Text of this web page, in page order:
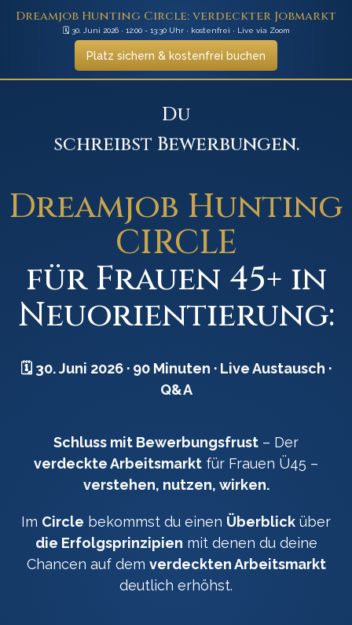
Dreamjob Hunting Circle: verdeckter Jobmarkt
🗓️ 30. Juni 2026 · 12:00 - 13:30 Uhr · kostenfrei · Live via Zoom
Platz sichern & kostenfrei buchen
Du
schreibst Bewerbungen.
startest neu.
schreibst Bewerbungen.
Dreamjob Hunting
CIRCLE
für Frauen 45+ in
Neuorientierung:
🗓️ 30. Juni 2026 · 90 Minuten · Live Austausch ·
Q&A
Schluss mit Bewerbungsfrust – Der
verdeckte Arbeitsmarkt für Frauen Ü45 –
verstehen, nutzen, wirken.
Im Circle bekommst du einen Überblick über
die Erfolgsprinzipien mit denen du deine
Chancen auf dem verdeckten Arbeitsmarkt
deutlich erhöhst.